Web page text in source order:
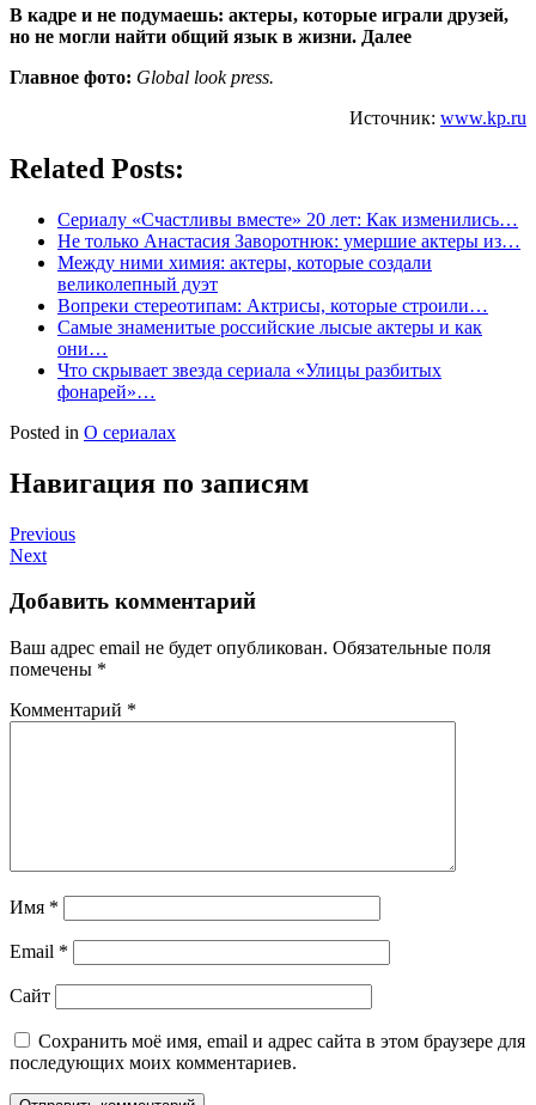
В кадре и не подумаешь: актеры, которые играли друзей,
но не могли найти общий язык в жизни. Далее
Главное фото: Global look press.
Источник: www.kp.ru
Related Posts:
Сериалу «Счастливы вместе» 20 лет: Как изменились…
Не только Анастасия Заворотнюк: умершие актеры из…
Между ними химия: актеры, которые создали
великолепный дуэт
Вопреки стереотипам: Актрисы, которые строили…
Самые знаменитые российские лысые актеры и как
они…
Что скрывает звезда сериала «Улицы разбитых
фонарей»…
Posted in О сериалах
Навигация по записям
Previous
Next
Добавить комментарий
Ваш адрес email не будет опубликован. Обязательные поля
помечены *
Комментарий *
Имя *
Email *
Сайт
Сохранить моё имя, email и адрес сайта в этом браузере для
последующих моих комментариев.